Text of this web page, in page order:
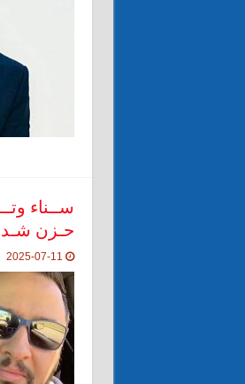
ســناء
حـزن
2025-07-11